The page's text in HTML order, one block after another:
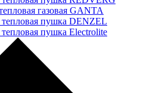
газовая GANTA
тепловая пушка DENZEL
тепловая пушка Electrolite